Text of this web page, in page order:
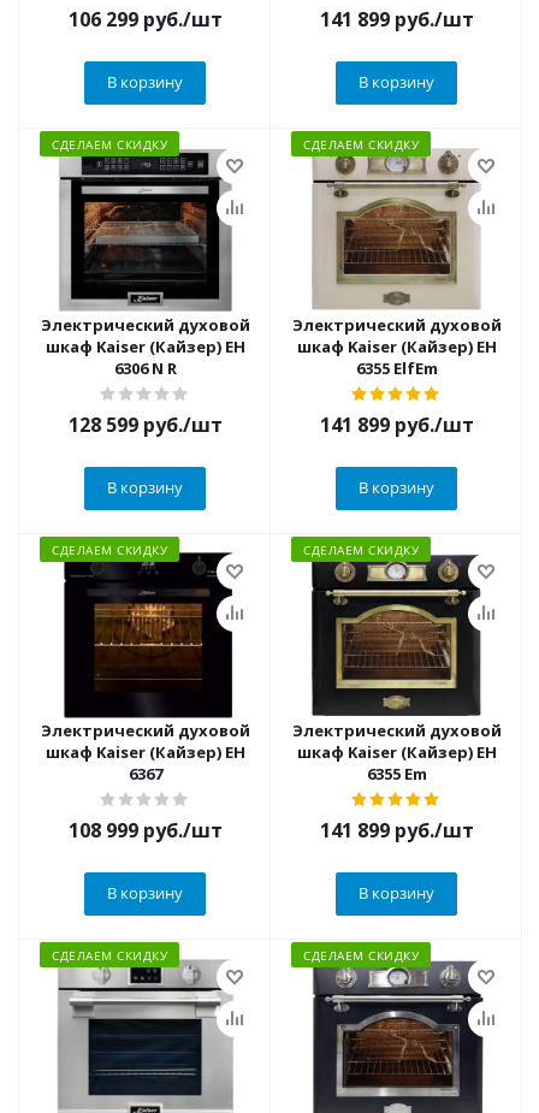
106 299руб./шт
В корзину
141 899руб./шт
В корзину
СДЕЛАЕМ СКИДКУ
Электрический духовой
шкаф Kaiser (Кайзер) EH
6306 N R
128 599руб./шт
В корзину
СДЕЛАЕМ СКИДКУ
Электрический духовой
шкаф Kaiser (Кайзер) EH
6355 ElfEm
141 899руб./шт
В корзину
СДЕЛАЕМ СКИДКУ
Электрический духовой
шкаф Kaiser (Кайзер) EH
6367
108 999руб./шт
В корзину
СДЕЛАЕМ СКИДКУ
Электрический духовой
шкаф Kaiser (Кайзер) EH
6355 Em
141 899руб./шт
В корзину
СДЕЛАЕМ СКИДКУ СДЕЛАЕМ СКИДКУ